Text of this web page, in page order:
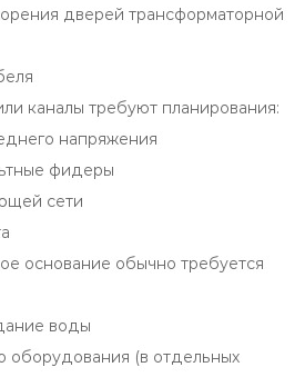
дверей трансформаторной
каналы требуют планирования:
напряжения
фидеры
сети
основание обычно требуется
воды
оборудования (в отдельных